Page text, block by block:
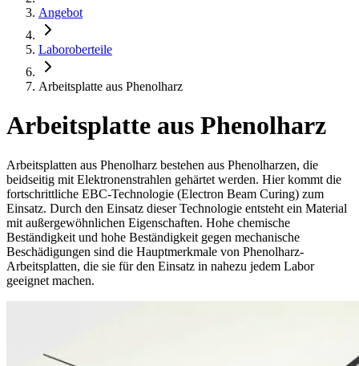
Angebot
Laboroberteile
Arbeitsplatte aus Phenolharz
Arbeitsplatte aus Phenolharz
Arbeitsplatten aus Phenolharz bestehen aus Phenolharzen, die
beidseitig mit Elektronenstrahlen gehärtet werden. Hier kommt die
fortschrittliche EBC-Technologie (Electron Beam Curing) zum
Einsatz. Durch den Einsatz dieser Technologie entsteht ein Material
mit außergewöhnlichen Eigenschaften. Hohe chemische
Beständigkeit und hohe Beständigkeit gegen mechanische
Beschädigungen sind die Hauptmerkmale von Phenolharz-
Arbeitsplatten, die sie für den Einsatz in nahezu jedem Labor
geeignet machen.